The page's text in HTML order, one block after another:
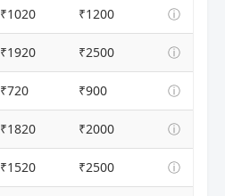
₹1020 ₹1200 ⓘ
₹1920 ₹2500 ⓘ
₹720 ₹900 ⓘ
₹1820 ₹2000 ⓘ
₹1520 ₹2500 ⓘ